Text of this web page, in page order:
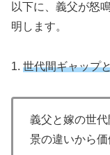
以下に、義父が怒
明します。
1. 世代間ギャップ
義父と嫁の世
景の違いから価